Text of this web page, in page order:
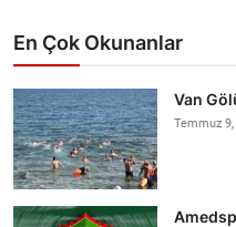
En Çok Okunanlar
Van
Temmuz